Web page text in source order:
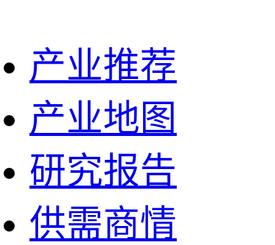
产业推荐
产业地图
研究报告
供需商情